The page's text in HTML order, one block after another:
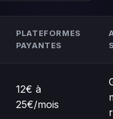
PLATEFORMES
PAYANTES
12€ à
25€/mois